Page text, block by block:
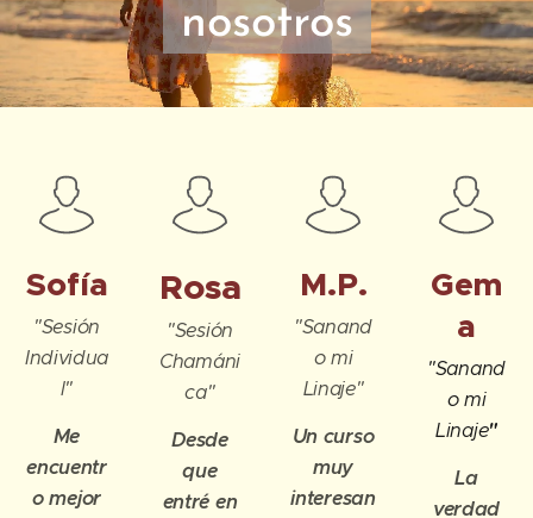
nosotros
Sofía
"Sesión
Individua
l"
Me
encuentr
o mejor
Rosa
"Sesión
Chamáni
ca"
Desde
que
entré en
M.P.
"Sanand
o mi
Linaje"
Un curso
muy
interesan
Gem
a
"Sanand
o mi
Linaje"
La
verdad